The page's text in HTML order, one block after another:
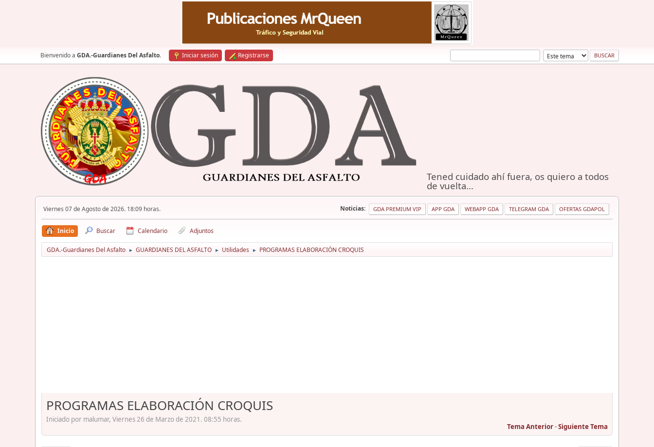
Bienvenido a GDA.-Guardianes Del Asfalto. Iniciar sesión Registrarse
Tened cuidado ahí fuera, os quiero a todos
de vuelta...
Viernes 07 de Agosto de 2026. 18:09 horas. Noticias: GDA PREMIUM VIP APP GDA WEBAPP GDA TELEGRAM GDA OFERTAS GDAPOL
Inicio Buscar Calendario Adjuntos
GDA.-Guardianes Del Asfalto ► GUARDIANES DEL ASFALTO ► Utilidades ► PROGRAMAS ELABORACIÓN CROQUIS
PROGRAMAS ELABORACIÓN CROQUIS
Iniciado por malumar, Viernes 26 de Marzo de 2021. 08:55 horas.
Tema Anterior-Siguiente Tema